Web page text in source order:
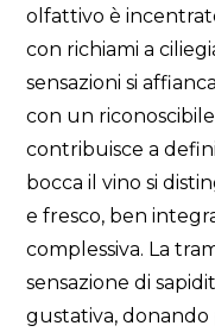
olfattivo è
con richiami a
sensazioni si
con un
contribuisce a
bocca il vino si
e fresco, ben
complessiva. La
sensazione di
gustativa,